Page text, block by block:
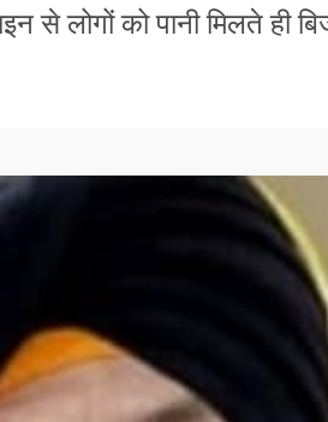
से लोगों को पानी मिलते ही